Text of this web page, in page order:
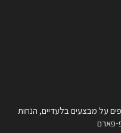
על מבצעים בלעדיים, הנחות
פארם